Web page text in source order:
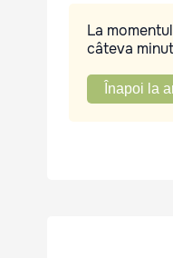
La
câteva
Înapoi la